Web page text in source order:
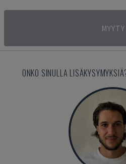
MYYTY
ONKO SINULLA